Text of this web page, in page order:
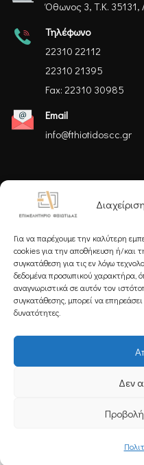
Για να παρέχουμε την καλύτερη
cookies για την αποθήκευση ή/και
συγκατάθεση για τις εν λόγω
δεδομένα προσωπικού χαρακτήρα,
αναγνωριστικά σε αυτόν τον
συγκατάθεσης, μπορεί να επηρεάσει
δυνατότητες.
Δεν
Όθωνος 3, Τ.Κ. 35131,
Τηλέφωνο
22310 22112
22310 21395
Fax: 22310 30985
Email
info@fthiotidoscc.gr
Ακολουθήστε μας
Εγγραφείτε στο
Copyright 2025